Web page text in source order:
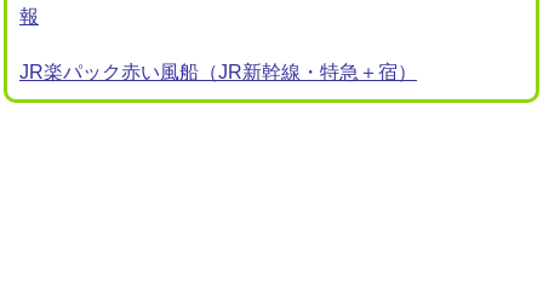
報
JR楽パック赤い風船（JR新幹線・特急＋宿）